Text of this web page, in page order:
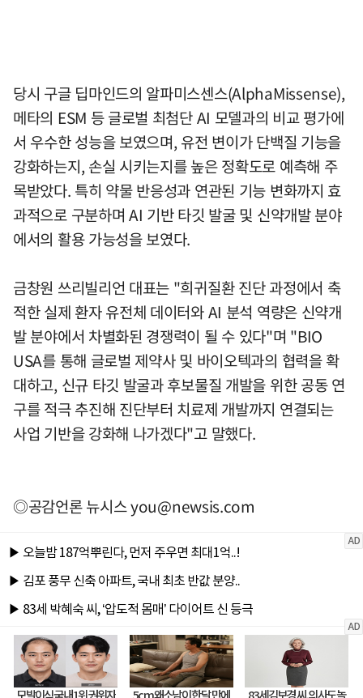
당시 구글 딥마인드의 알파미스센스(AlphaMissense),
메타의 ESM 등 글로벌 최첨단 AI 모델과의 비교 평가에
서 우수한 성능을 보였으며, 유전 변이가 단백질 기능을
강화하는지, 손실 시키는지를 높은 정확도로 예측해 주
목받았다. 특히 약물 반응성과 연관된 기능 변화까지 효
과적으로 구분하며 AI 기반 타깃 발굴 및 신약개발 분야
에서의 활용 가능성을 보였다.
금창원 쓰리빌리언 대표는 "희귀질환 진단 과정에서 축
적한 실제 환자 유전체 데이터와 AI 분석 역량은 신약개
발 분야에서 차별화된 경쟁력이 될 수 있다"며 "BIO
USA를 통해 글로벌 제약사 및 바이오텍과의 협력을 확
대하고, 신규 타깃 발굴과 후보물질 개발을 위한 공동 연
구를 적극 추진해 진단부터 치료제 개발까지 연결되는
사업 기반을 강화해 나가겠다"고 말했다.
◎공감언론 뉴시스you@newsis.com